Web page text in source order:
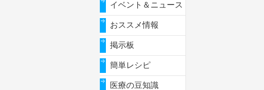
イベント＆ニュース
おススメ情報
掲示板
簡単レシピ
医療の豆知識